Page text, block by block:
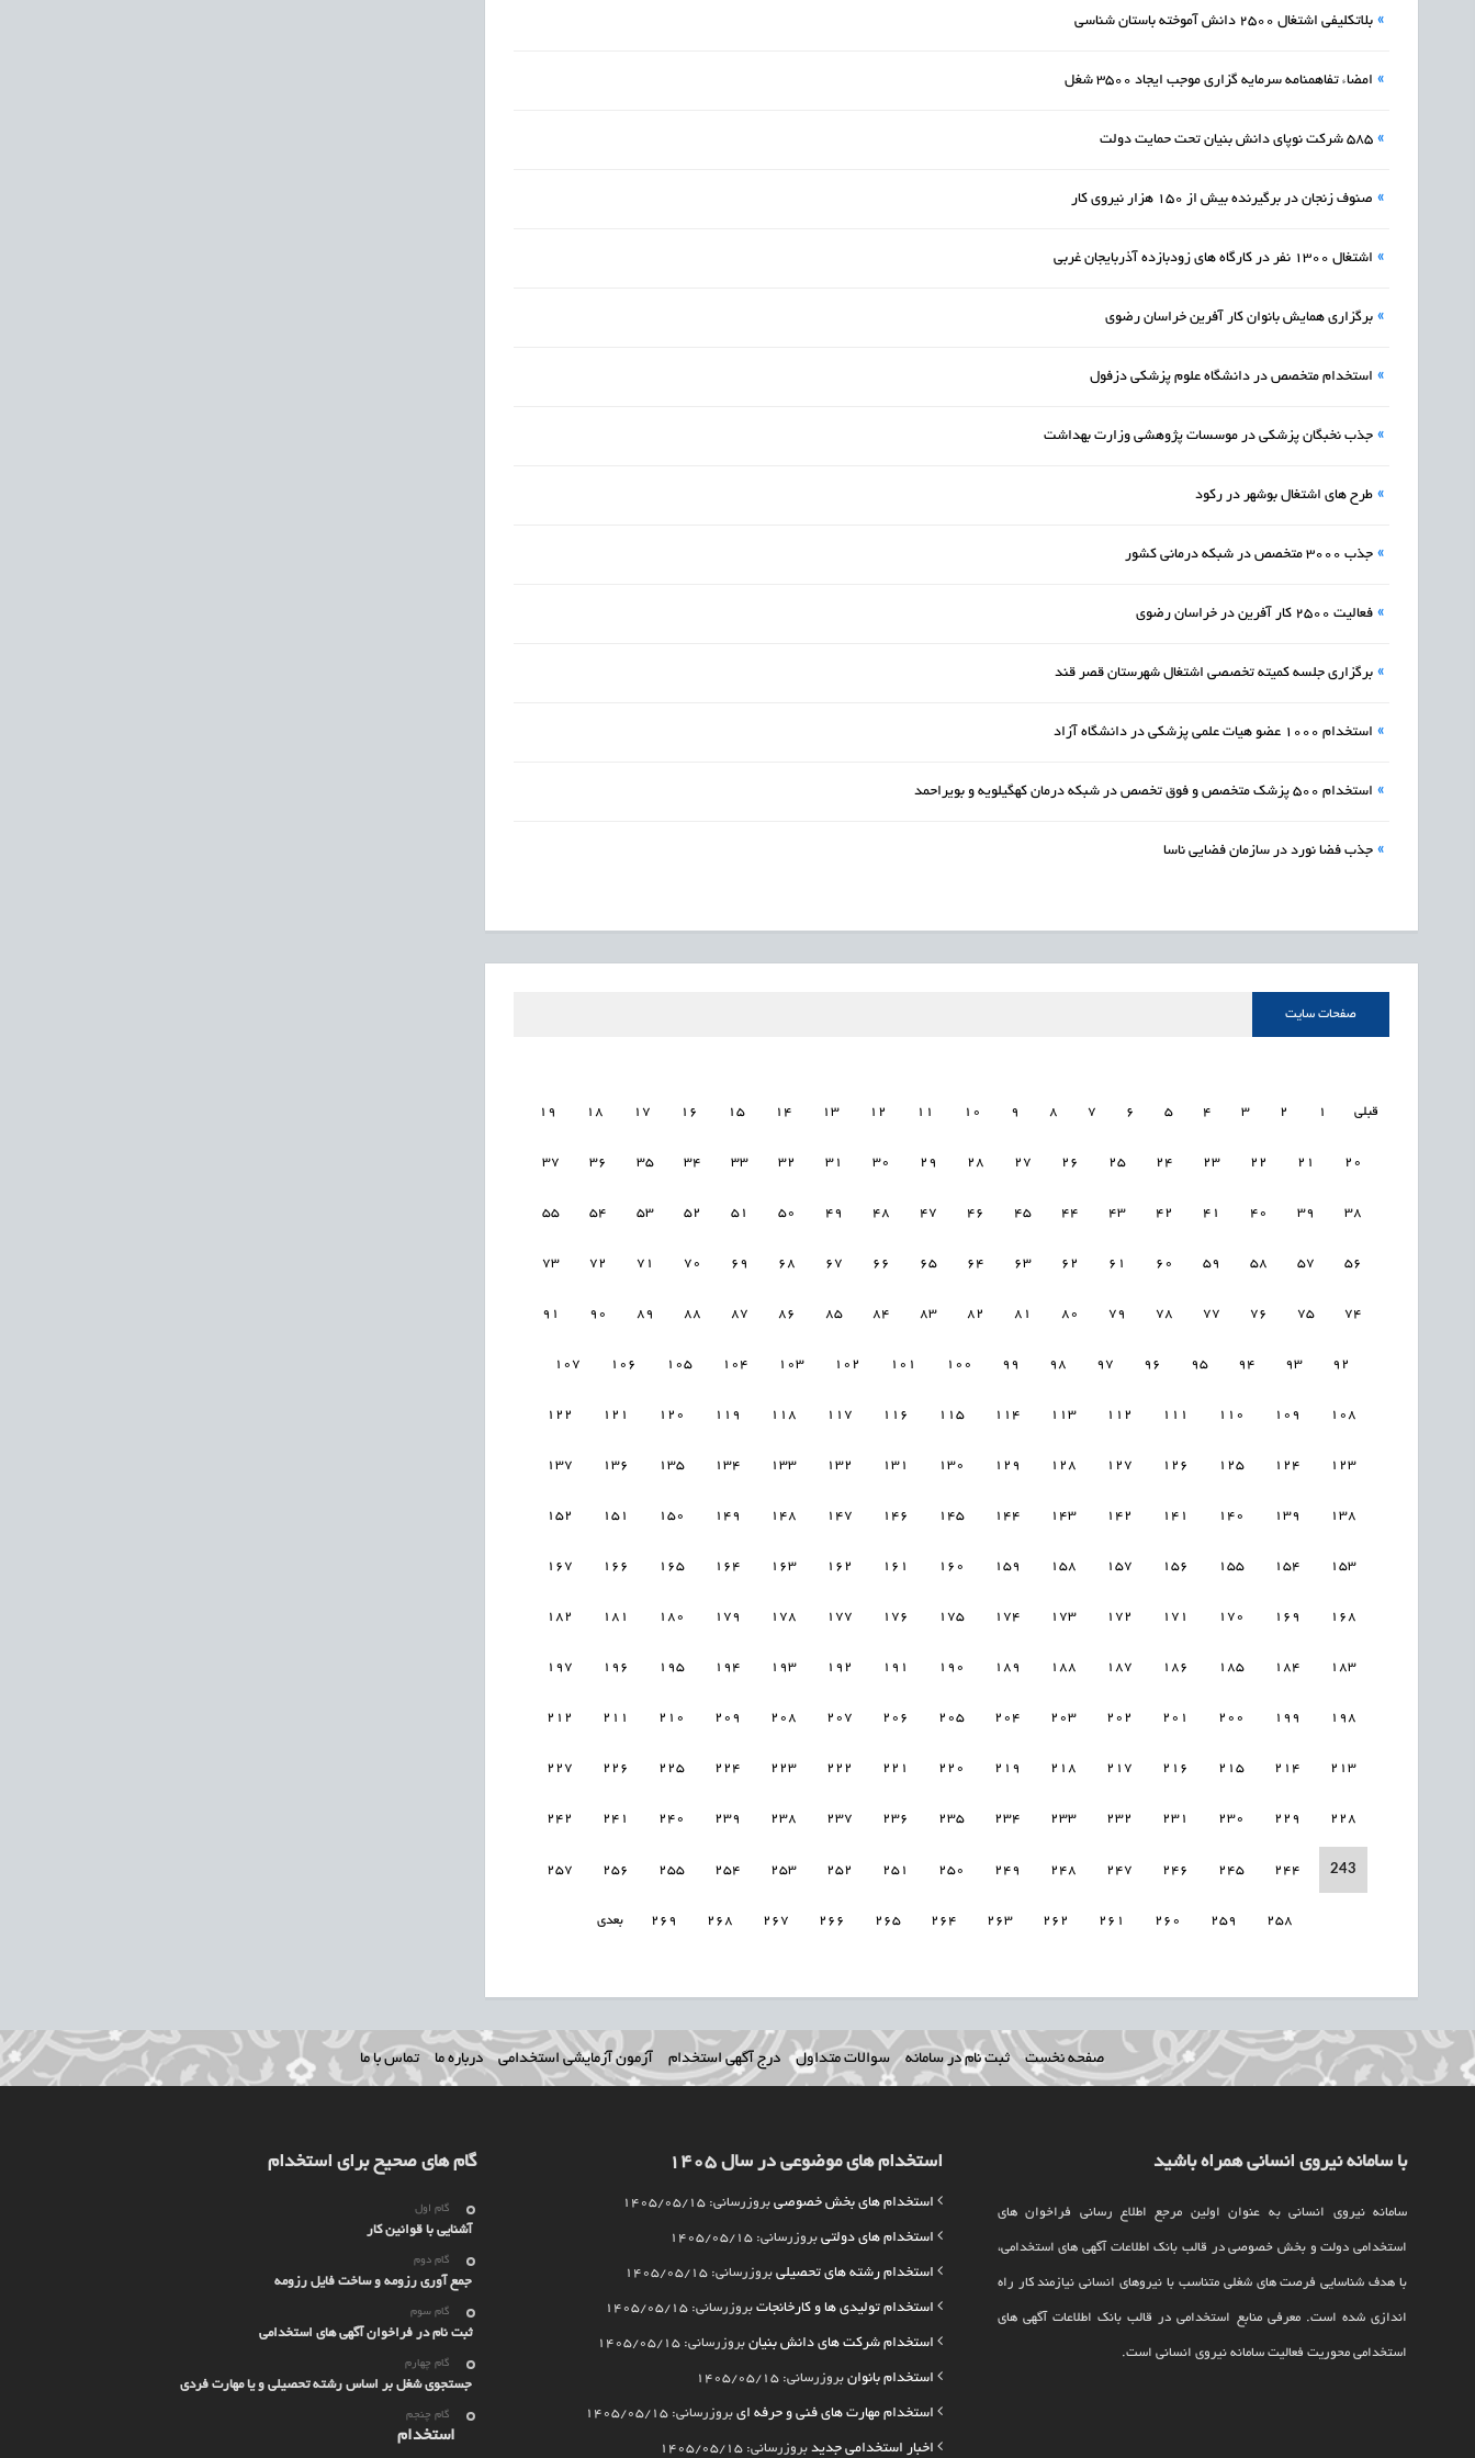
» بلاتکلیفی اشتغال 2500 دانش آموخته باستان شناسی
» امضاء تفاهمنامه سرمایه گزاری موجب ایجاد 3500 شغل
» 585 شرکت نوپای دانش بنیان تحت حمایت دولت
» صنوف زنجان در برگیرنده بیش از 150 هزار نیروی کار
» اشتغال 1300 نفر در کارگاه های زودبازده آذربایجان غربی
» برگزاری همایش بانوان کار آفرین خراسان رضوی
» استخدام متخصص در دانشگاه علوم پزشکی دزفول
» جذب نخبگان پزشکی در موسسات پژوهشی وزارت بهداشت
» طرح های اشتغال بوشهر در رکود
» جذب 3000 متخصص در شبکه درمانی کشور
» فعالیت 2500 کار آفرین در خراسان رضوی
» برگزاری جلسه کمیته تخصصی اشتغال شهرستان قصر قند
» استخدام 1000 عضو هیات علمی پزشکی در دانشگاه آزاد
» استخدام 500 پزشک متخصص و فوق تخصص در شبکه درمان کهگیلویه و بویراحمد
» جذب فضا نورد در سازمان فضایی ناسا
صفحات سایت
قبلی 1
2
3
4
5
6
7
8
9
10
11
12
13
14
15
16
17
18
19
20
21
22
23
24
25
26
27
28
29
30
31
32
33
34
35
36
37
38
39
40
41
42
43
44
45
46
47
48
49
50
51
52
53
54
55
56
57
58
59
60
61
62
63
64
65
66
67
68
69
70
71
72
73
74
75
76
77
78
79
80
81
82
83
84
85
86
87
88
89
90
91
92
93
94
95
96
97
98
99
100
101
102
103
104
105
106
107
108
109
110
111
112
113
114
115
116
117
118
119
120
121
122
123
124
125
126
127
128
129
130
131
132
133
134
135
136
137
138
139
140
141
142
143
144
145
146
147
148
149
150
151
152
153
154
155
156
157
158
159
160
161
162
163
164
165
166
167
168
169
170
171
172
173
174
175
176
177
178
179
180
181
182
183
184
185
186
187
188
189
190
191
192
193
194
195
196
197
198
199
200
201
202
203
204
205
206
207
208
209
210
211
212
213
214
215
216
217
218
219
220
221
222
223
224
225
226
227
228
229
230
231
232
233
234
235
236
237
238
239
240
241
242
243
244
245
246
247
248
249
250
251
252
253
254
255
256
257
258
259
260
261
262
263
264
265
266
267
268
269 بعدی
صفحه نخست ثبت نام در سامانه سوالات متداول درج آگهی استخدام آزمون آزمایشی استخدامی درباره ما تماس با ما
با سامانه نیروی انسانی همراه باشید
سامانه نیروی انسانی به عنوان اولین مرجع اطلاع رسانی فراخوان های
استخدامی دولت و بخش خصوصی در قالب بانک اطلاعات آگهی های استخدامی،
با هدف شناسایی فرصت های شغلی متناسب با نیروهای انسانی نیازمند کار راه
اندازی شده است. معرفی منابع استخدامی در قالب بانک اطلاعات آگهی های
استخدامی محوریت فعالیت سامانه نیروی انسانی است.
استخدام های موضوعی در سال 1405
استخدام های بخش خصوصی بروزرسانی: 1405/05/15
استخدام های دولتی بروزرسانی: 1405/05/15
استخدام رشته های تحصیلی بروزرسانی: 1405/05/15
استخدام تولیدی ها و کارخانجات بروزرسانی: 1405/05/15
استخدام شرکت های دانش بنیان بروزرسانی: 1405/05/15
استخدام بانوان بروزرسانی: 1405/05/15
استخدام مهارت های فنی و حرفه ای بروزرسانی: 1405/05/15
اخبار استخدامی جدید بروزرسانی: 1405/05/15
گام های صحیح برای استخدام
گام اول
آشنایی با قوانین کار
گام دوم
جمع آوری رزومه و ساخت فایل رزومه
گام سوم
ثبت نام در فراخوان آگهی های استخدامی
گام چهارم
جستجوی شغل بر اساس رشته تحصیلی و یا مهارت فردی
گام چنجم
استخدام